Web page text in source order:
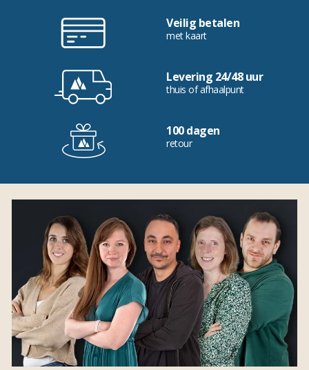
Veilig betalen
met kaart
Levering 24/48 uur
thuis of afhaalpunt
100 dagen
retour